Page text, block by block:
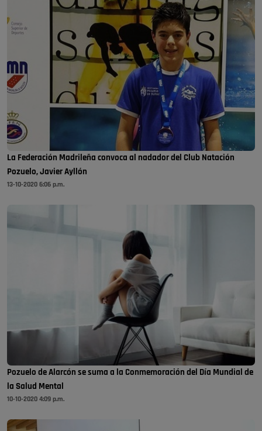
La Federación Madrileña convoca al nadador del Club Natación
Pozuelo, Javier Ayllón
13-10-2020 6:06 p.m.
Pozuelo de Alarcón se suma a la Conmemoración del Día Mundial de
la Salud Mental
10-10-2020 4:09 p.m.